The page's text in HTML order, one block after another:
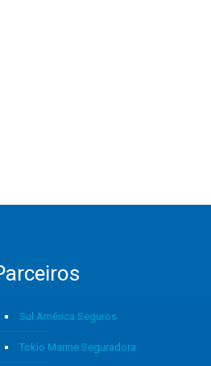
Sul América Seguros
Tokio Marine Seguradora